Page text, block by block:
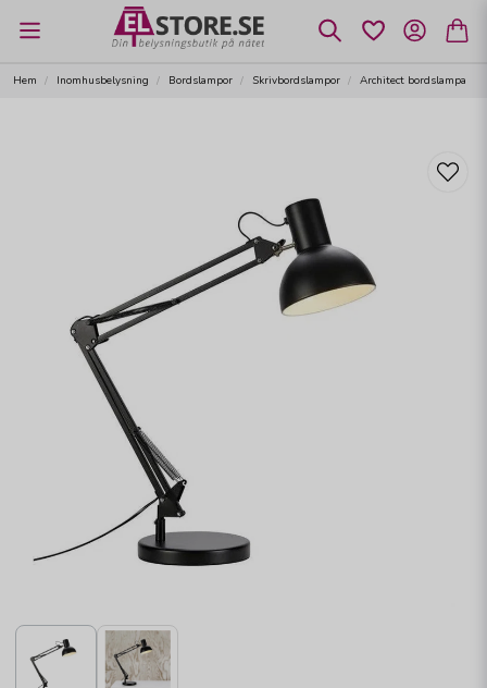
Hem Inomhusbelysning Bordslampor Skrivbordslampor Architect bordslampa